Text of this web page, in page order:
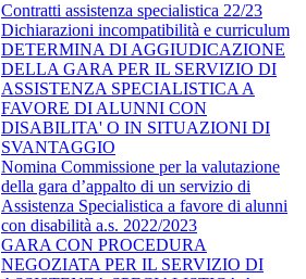
Contratti assistenza specialistica 22/23
Dichiarazioni incompatibilità e curriculum
DETERMINA DI AGGIUDICAZIONE
DELLA GARA PER IL SERVIZIO DI
ASSISTENZA SPECIALISTICA A
FAVORE DI ALUNNI CON
DISABILITA' O IN SITUAZIONI DI
SVANTAGGIO
Nomina Commissione per la valutazione
della gara d’appalto di un servizio di
Assistenza Specialistica a favore di alunni
con disabilità a.s. 2022/2023
GARA CON PROCEDURA
NEGOZIATA PER IL SERVIZIO DI